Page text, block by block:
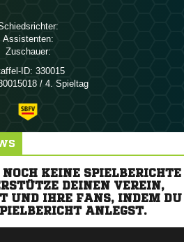
Assistenten:
Zuschauer:
ID: 330015
/ 4. Spieltag
KEINE SPIELBERICHTE
DEINEN VEREIN,
UND IHRE FANS, INDEM DU
ANLEGST.